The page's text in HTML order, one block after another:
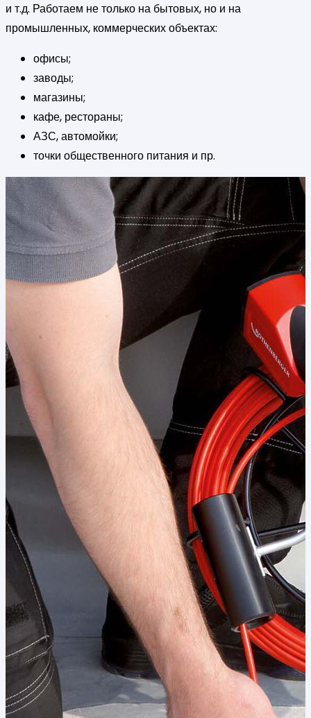
и т.д. Работаем не только на бытовых, но и на
промышленных, коммерческих объектах:
офисы;
заводы;
магазины;
кафе, рестораны;
АЗС, автомойки;
точки общественного питания и пр.